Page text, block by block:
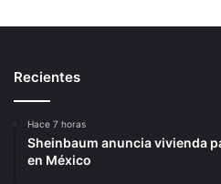
Recientes
Hace 7 horas
Sheinbaum anuncia vivienda
en México